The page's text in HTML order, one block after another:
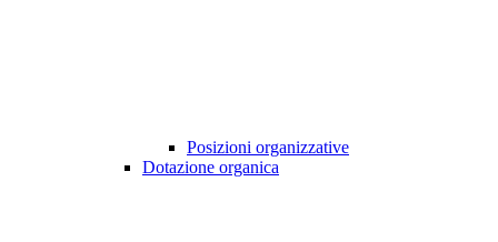
Posizioni organizzative
Dotazione organica